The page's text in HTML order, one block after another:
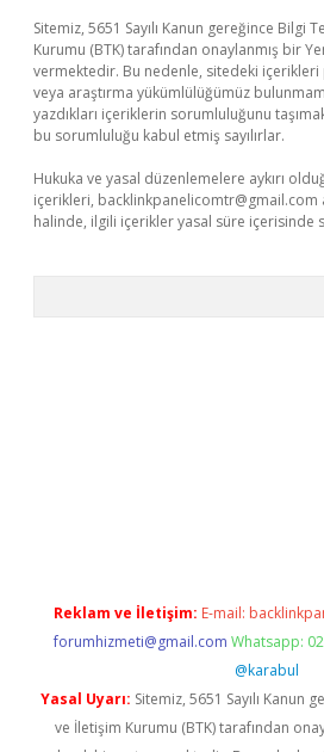
Sitemiz, 5651 Sayılı Kanun gereğince Bilgi
Kurumu (BTK) tarafından onaylanmış bir
vermektedir. Bu nedenle, sitedeki
veya araştırma yükümlülüğümüz
yazdıkları içeriklerin sorumluluğunu
bu sorumluluğu kabul etmiş sayılırlar.
Hukuka ve yasal düzenlemelere aykırı
içerikleri, backlinkpanelicomtr@gmail.com
halinde, ilgili içerikler yasal süre içerisinde
Reklam ve İletişim: E-mail:
forumhizmeti@gmail.com Whatsapp:
@karabul
Yasal Uyarı: Sitemiz, 5651 Sayılı Kanun
ve İletişim Kurumu (BTK) tarafından